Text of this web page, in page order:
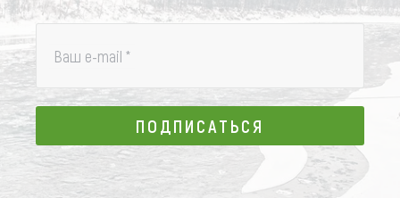
Ваш e-mail *
ПОДПИСАТЬСЯ
ПОДПИСАТЬСЯ